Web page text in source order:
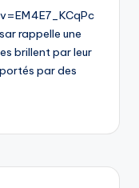
rappelle une
brillent par leur
par des